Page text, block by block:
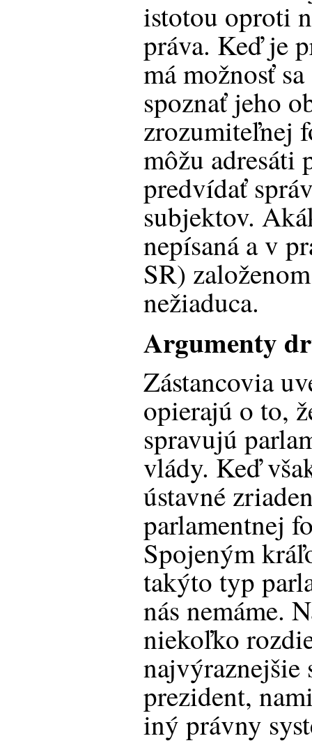
istotou oproti
práva. Keď je
má možnosť
spoznať jeho
zrozumiteľnej
môžu adresáti
predvídať
subjektov.
nepísaná a v
SR)
nežiaduca.
Argumenty
Zástancovia
opierajú o to,
spravujú
vlády. Keď
ústavné
parlamentnej
Spojeným
takýto typ
nás nemáme.
niekoľko
najvýraznejšie
prezident,
iný právny